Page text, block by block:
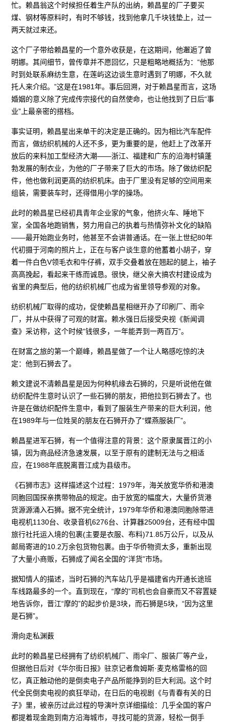
忙。赖昌翁这个时候担任着生产队的出纳，赖昌星的厂子要买
煤、钢材等原料时，有时不够钱，找到他拿几千块钱垫上，过一
两天就过来还。
这个厂子带给赖昌星的一个意外收获是，在这期间，他邂逅了曾
明娜。其间细节，曾传章并不愿回忆，只是粗略地概括为：“他那
时到处联系麻纺生意，在莲屿这边谈生意时遇到了明娜，不久就
托人来介绍。”这是在1981年。事后回溯，对于赖昌星而言，这场
婚姻的意义除了完成传宗接代的自然使命，也让他找到了日后“事
业”上最亲密的搭档。
事实证明，赖昌星出来单干的决定是正确的。因为相比汽车配件
而言，做纺织机械的人还不多，更为重要的是，他赶上了改革开
放后的来料加工型经济大潮——浙江、福建和广东的沿海村镇蓬
勃发展的制衣业，为他的厂子带来了巨大的市场。除了做纺织配
件，他也做利润更高的纺织机床。由于厂里没有足够的空间用来
组装，需要装车时，还得借用小学的操场。
此时的赖昌星已经初具青年企业家的气象，他挤火车、睡地下
室，全国各地跑销售，努力用自己的执着与热情弥补文化的缺陷
——最开始跑业务时，他甚至不会讲普通话。在一张上世纪80年
代初摄于河南的照片上，正在与客户谈生意的他蓄着小胡子，穿
着一件白色V领毛衣和牛仔裤，双手交叠着放在翘起的腿上，袖子
高高挽起，看起来干练而诚恳。很快，继父亲大搞农村建设成为
省里的典型后，他的纺织机械厂也成为省里领导参观的对象。
纺织机械厂取得的成功，促使赖昌星相继开办了印刷厂、雨伞
厂，并从中获得了可观的财富。赖水强日后接受央视《新闻调
查》采访称，这个时候“钱很多，一年能弄到一两百万”。
在财富之旅的第一个巅峰，赖昌星做了一个让人略感吃惊的决
定：他到石狮去了。
赖文建说不清赖昌星是因为何种机缘去石狮的，只是听说他在做
纺织配件生意时认识了一些石狮的朋友，把他拉到石狮去了。也
许是在做纺织配件生意中，看到了服装生产带来的巨大利润，他
在1989年与一位姓吴的朋友在石狮开办了“蝶燕服装厂”。
赖昌星进军石狮，有一个值得注意的背景：这个原隶属晋江的小
镇，因为商品经济急速发展，以至于原有的建制无法与之相适
应，在1988年底脱离晋江成为县级市。
《石狮市志》这样描述这个过程：1979年，海关放宽华侨和港澳
同胞回国探亲携带物品的规定。由于放宽的幅度大，大量侨货港
货源源涌入石狮。据不完全统计，1979年华侨和港澳同胞除带进
电视机1130台、收录音机6276台、计算器25009台，还有经中国
旅行社托运入境的包裹(主要是衣服、布料)71.85万公斤，以及从
邮局寄进的10.2万余包货物包裹。由于华侨物资太多，重新出现
了大量小商贩，石狮成了闻名全国的“洋货”市场。
据知情人的描述，当时石狮的汽车站几乎是福建省内开通长途班
车线路最多的一个。直到现在，“摩的”司机也会自豪而又不容置疑
地告诉你，晋江“摩的”的起步价是3块，而石狮是5块，“因为这里
是石狮”。
滑向走私渊薮
此时的赖昌星已经拥有了纺织机械厂、雨伞厂、服装厂等产业，
但据他日后对《华尔街日报》驻京记者詹姆斯·麦克格雷格的回
忆，真正触动他的是倒卖电子产品所能挣到的巨大利润。这个时
代全民倒卖电视的疯狂举动，在日后的电视剧《与青春有关的日
子》里，被亲历过此过程的导演叶京详细描绘：几乎全国的客户
都提着现金跑到南方沿海城市，寻找可能的货源，轻松一倒手